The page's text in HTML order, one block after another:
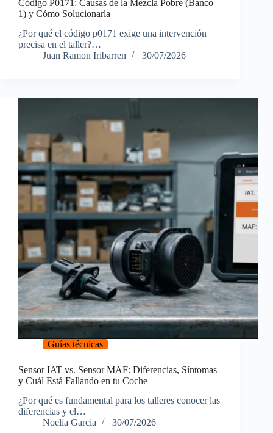
Código P0171: Causas de la Mezcla Pobre (Banco
1) y Cómo Solucionarla
¿Por qué el código p0171 exige una intervención
precisa en el taller?…
Juan Ramon Iribarren
30/07/2026
Guías técnicas
Sensor IAT vs. Sensor MAF: Diferencias, Síntomas
y Cuál Está Fallando en tu Coche
¿Por qué es fundamental para los talleres conocer las
diferencias y el…
Noelia Garcia
30/07/2026